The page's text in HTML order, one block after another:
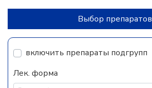
Выбор препаратов
включить препараты подгрупп
Лек. форма